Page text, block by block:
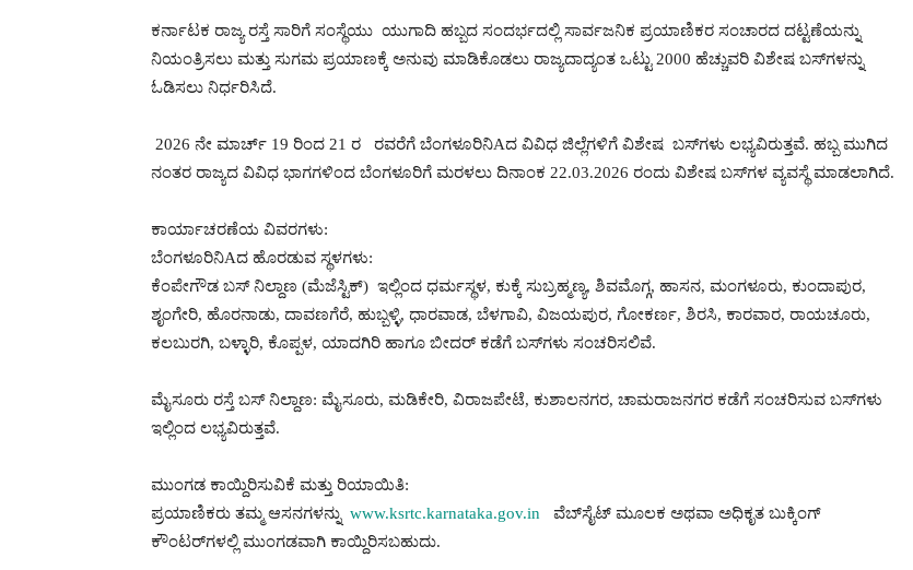
ಕರ್ನಾಟಕ ರಾಜ್ಯ ರಸ್ತೆ ಸಾರಿಗೆ ಸಂಸ್ಥೆಯು ಯುಗಾದಿ ಹಬ್ಬದ ಸಂದರ್ಭದಲ್ಲಿ ಸಾರ್ವಜನಿಕ ಪ್ರಯಾಣಿಕರ ಸಂಚಾರದ ದಟ್ಟಣೆಯನ್ನು
ನಿಯಂತ್ರಿಸಲು ಮತ್ತು ಸುಗಮ ಪ್ರಯಾಣಕ್ಕೆ ಅನುವು ಮಾಡಿಕೊಡಲು ರಾಜ್ಯದಾದ್ಯಂತ ಒಟ್ಟು 2000 ಹೆಚ್ಚುವರಿ ವಿಶೇಷ ಬಸ್‌ಗಳನ್ನು
ಓಡಿಸಲು ನಿರ್ಧರಿಸಿದೆ.
2026 ನೇ ಮಾರ್ಚ್ 19 ರಿಂದ 21 ರ ರವರೆಗೆ ಬೆಂಗಳೂರಿನಿAದ ವಿವಿಧ ಜಿಲ್ಲೆಗಳಿಗೆ ವಿಶೇಷ ಬಸ್‌ಗಳು ಲಭ್ಯವಿರುತ್ತವೆ. ಹಬ್ಬ ಮುಗಿದ
ನಂತರ ರಾಜ್ಯದ ವಿವಿಧ ಭಾಗಗಳಿಂದ ಬೆಂಗಳೂರಿಗೆ ಮರಳಲು ದಿನಾಂಕ 22.03.2026 ರಂದು ವಿಶೇಷ ಬಸ್‌ಗಳ ವ್ಯವಸ್ಥೆ ಮಾಡಲಾಗಿದೆ.
ಕಾರ್ಯಾಚರಣೆಯ ವಿವರಗಳು:
ಬೆಂಗಳೂರಿನಿAದ ಹೊರಡುವ ಸ್ಥಳಗಳು:
ಕೆಂಪೇಗೌಡ ಬಸ್ ನಿಲ್ದಾಣ (ಮೆಜೆಸ್ಟಿಕ್) ಇಲ್ಲಿಂದ ಧರ್ಮಸ್ಥಳ, ಕುಕ್ಕೆ ಸುಬ್ರಹ್ಮಣ್ಯ, ಶಿವಮೊಗ್ಗ, ಹಾಸನ, ಮಂಗಳೂರು, ಕುಂದಾಪುರ,
ಶೃಂಗೇರಿ, ಹೊರನಾಡು, ದಾವಣಗೆರೆ, ಹುಬ್ಬಳ್ಳಿ, ಧಾರವಾಡ, ಬೆಳಗಾವಿ, ವಿಜಯಪುರ, ಗೋಕರ್ಣ, ಶಿರಸಿ, ಕಾರವಾರ, ರಾಯಚೂರು,
ಕಲಬುರಗಿ, ಬಳ್ಳಾರಿ, ಕೊಪ್ಪಳ, ಯಾದಗಿರಿ ಹಾಗೂ ಬೀದರ್ ಕಡೆಗೆ ಬಸ್‌ಗಳು ಸಂಚರಿಸಲಿವೆ.
ಮೈಸೂರು ರಸ್ತೆ ಬಸ್ ನಿಲ್ದಾಣ: ಮೈಸೂರು, ಮಡಿಕೇರಿ, ವಿರಾಜಪೇಟೆ, ಕುಶಾಲನಗರ, ಚಾಮರಾಜನಗರ ಕಡೆಗೆ ಸಂಚರಿಸುವ ಬಸ್‌ಗಳು
ಇಲ್ಲಿಂದ ಲಭ್ಯವಿರುತ್ತವೆ.
ಮುಂಗಡ ಕಾಯ್ದಿರಿಸುವಿಕೆ ಮತ್ತು ರಿಯಾಯಿತಿ:
ಪ್ರಯಾಣಿಕರು ತಮ್ಮ ಆಸನಗಳನ್ನು www.ksrtc.karnataka.gov.in ವೆಬ್‌ಸೈಟ್ ಮೂಲಕ ಅಥವಾ ಅಧಿಕೃತ ಬುಕ್ಕಿಂಗ್
ಕೌಂಟರ್‌ಗಳಲ್ಲಿ ಮುಂಗಡವಾಗಿ ಕಾಯ್ದಿರಿಸಬಹುದು.